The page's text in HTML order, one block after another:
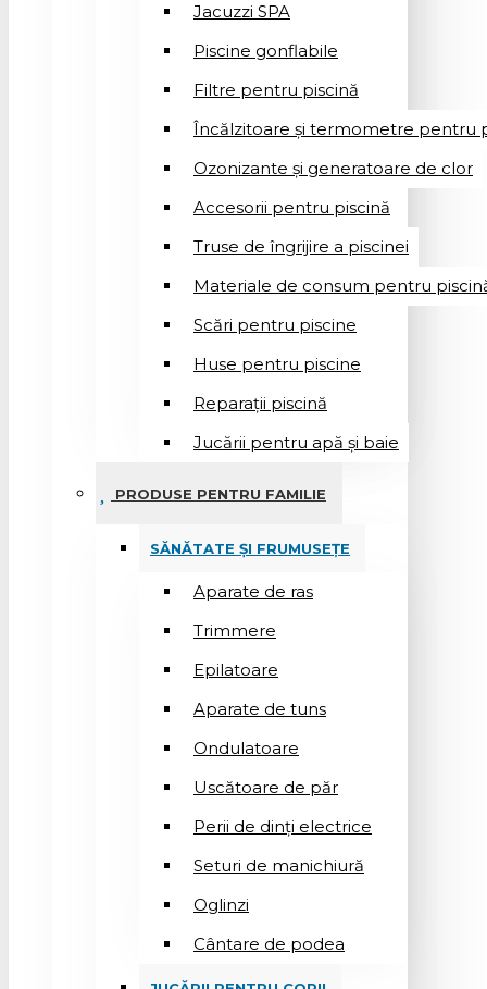
Jacuzzi SPA
Piscine gonflabile
Filtre pentru piscină
Încălzitoare și termometre pentru
Ozonizante și generatoare de clor
Accesorii pentru piscină
Truse de îngrijire a piscinei
Materiale de consum pentru
Scări pentru piscine
Huse pentru piscine
Reparații piscină
Jucării pentru apă și baie
PRODUSE PENTRU FAMILIE
SĂNĂTATE ȘI FRUMUSEȚE
Aparate de ras
Trimmere
Epilatoare
Aparate de tuns
Ondulatoare
Uscătoare de păr
Perii de dinți electrice
Seturi de manichiură
Oglinzi
Cântare de podea